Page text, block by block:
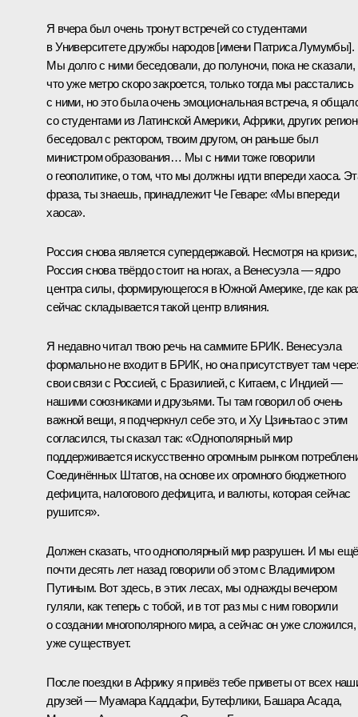
Я вчера был очень тронут встречей со студентами
в Университете дружбы народов [имени Патриса Лумумбы].
Мы долго с ними беседовали, до полуночи, пока не сказали,
что уже метро скоро закроется, только тогда мы расстались
с ними, но это была очень эмоциональная встреча, я
со студентами из Латинской Америки, Африки, других
беседовал с ректором, твоим другом, он раньше был
министром образования… Мы с ними тоже говорили
о геополитике, о том, что мы должны идти впереди хаоса.
фраза, ты знаешь, принадлежит Че Геваре: «Мы впереди
хаоса».
Россия снова является супердержавой. Несмотря на кризис,
Россия снова твёрдо стоит на ногах, а Венесуэла — ядро
центра силы, формирующегося в Южной Америке, где как
сейчас складывается такой центр влияния.
Я недавно читал твою речь на саммите БРИК. Венесуэла
формально не входит в БРИК, но она присутствует там
свои связи с Россией, с Бразилией, с Китаем, с Индией —
нашими союзниками и друзьями. Ты там говорил об очень
важной вещи, я подчеркнул себе это, и Ху Цзиньтао с этим
согласился, ты сказал так: «Однополярный мир
поддерживается искусственно огромным рынком
Соединённых Штатов, на основе их огромного бюджетного
дефицита, налогового дефицита, и валюты, которая сейчас
рушится».
Должен сказать, что однополярный мир разрушен. И мы ещё
почти десять лет назад говорили об этом с Владимиром
Путиным. Вот здесь, в этих лесах, мы однажды вечером
гуляли, как теперь с тобой, и в тот раз мы с ним говорили
о создании многополярного мира, а сейчас он уже сложился,
уже существует.
После поездки в Африку я привёз тебе приветы от всех
друзей — Муамара Каддафи, Бутефлики, Башара Асада,